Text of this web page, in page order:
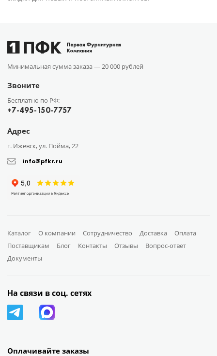
Минимальная сумма заказа —20 000 рублей
Звоните
Бесплатно по РФ:
+7-495-150-7757
Адрес
г. Ижевск, ул. Пойма, 22
info@pfkr.ru
Каталог О компании Сотрудничество Доставка
Оплата
Поставщикам
Блог Контакты Отзывы
Вопрос-ответ
Документы
Оплачивайте заказы
На связи в соц. сетях